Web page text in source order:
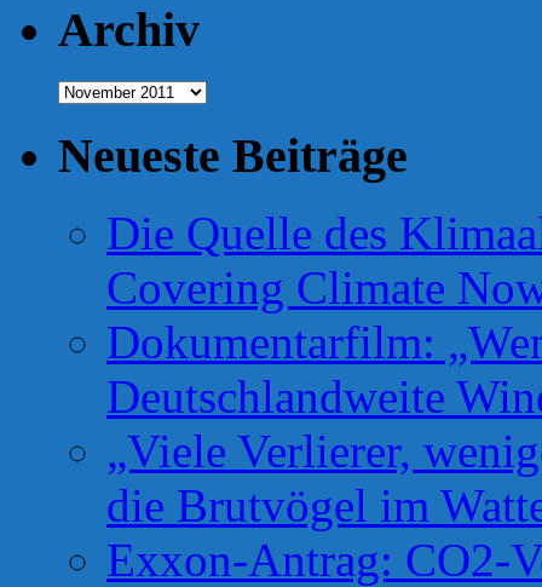
Archiv
Archiv
Neueste Beiträge
Die Quelle des
Covering Climate
Dokumentarfilm:
Deutschlandweite
„Viele Verlierer,
die Brutvögel im
Exxon-Antrag: CO2-